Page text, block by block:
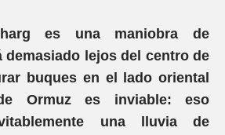
es una maniobra de
lejos del centro de
buques en el lado oriental
Ormuz es inviable: eso
una lluvia de